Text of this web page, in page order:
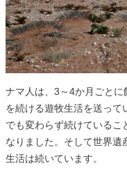
ナマ人は、3～4か月ごと
を続ける遊牧生活を送って
でも変わらず続けているこ
なりました。そして世界遺
生活は続いています。